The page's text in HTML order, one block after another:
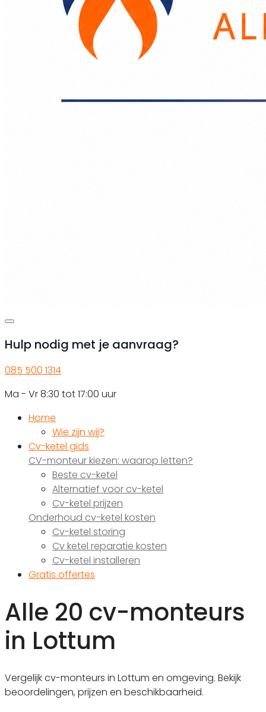
Hulp nodig met je aanvraag?
085 500 1314
Ma - Vr 8:30 tot 17:00 uur
Home
Wie zijn wij?
Cv-ketel gids
CV-monteur kiezen: waarop letten?
Beste cv-ketel
Alternatief voor cv-ketel
Cv-ketel prijzen
Onderhoud cv-ketel kosten
Cv-ketel storing
Cv ketel reparatie kosten
Cv-ketel installeren
Gratis offertes
Alle 20 cv-monteurs
in Lottum
Vergelijk cv-monteurs in Lottum en omgeving. Bekijk
beoordelingen, prijzen en beschikbaarheid.